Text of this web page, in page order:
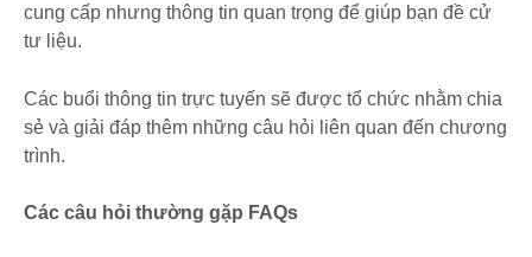
cung cấp nhưng thông tin quan trọng để giúp bạn đề cử
tư liệu.
Các buổi thông tin trực tuyến sẽ được tổ chức nhằm chia
sẻ và giải đáp thêm những câu hỏi liên quan đến chương
trình.
Các câu hỏi thường gặp FAQs